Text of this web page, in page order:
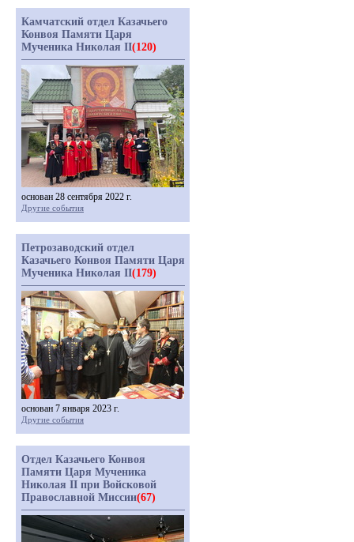
Камчатский отдел Казачьего
Конвоя Памяти Царя
Мученика Николая II(120)
основан 28 сентября 2022 г.
Другие события
Петрозаводский отдел
Казачьего Конвоя Памяти Царя
Мученика Николая II(179)
основан 7 января 2023 г.
Другие события
Отдел Казачьего Конвоя
Памяти Царя Мученика
Николая II при Войсковой
Православной Миссии(67)